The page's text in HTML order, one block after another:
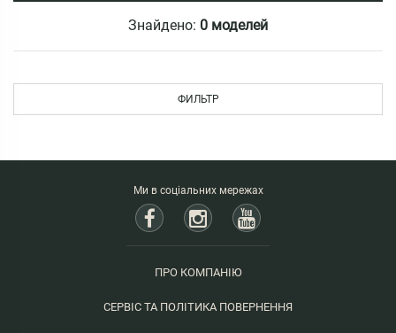
Знайдено: 0 моделей
ФИЛЬТР
Ми в соціальних мережах
ПРО КОМПАНІЮ
СЕРВІС ТА ПОЛІТИКА ПОВЕРНЕННЯ